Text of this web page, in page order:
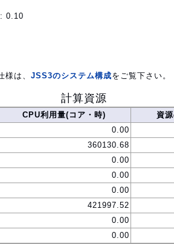
0.10
は、 JSS3のシステム構成をご覧下さい。
計算資源
CPU利用量(コア・時) 資
0.00
360130.68
0.00
0.00
0.00
421997.52
0.00
0.00